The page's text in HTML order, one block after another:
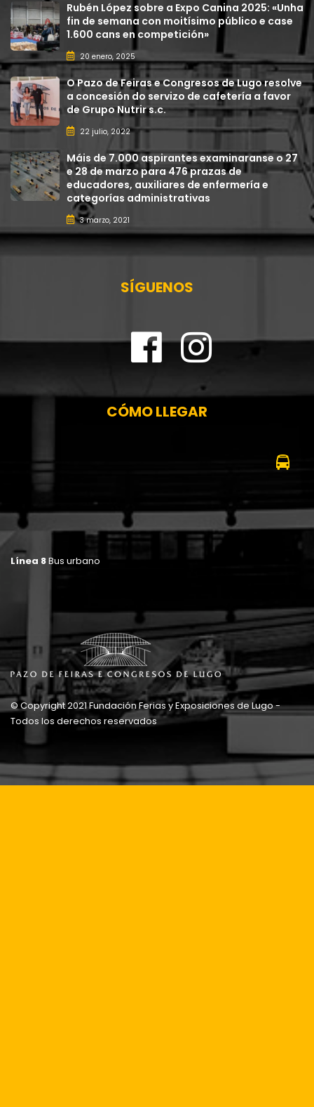
Rubén López sobre a Expo Canina 2025: «Unha
fin de semana con moitísimo público e case
1.600 cans en competición»
20 enero, 2025
O Pazo de Feiras e Congresos de Lugo resolve
a concesión do servizo de cafetería a favor
de Grupo Nutrir s.c.
22 julio, 2022
Máis de 7.000 aspirantes examinaranse o 27
e 28 de marzo para 476 prazas de
educadores, auxiliares de enfermería e
categorías administrativas
3 marzo, 2021
SÍGUENOS
CÓMO LLEGAR
Línea 8Bus urbano
© Copyright 2021 Fundación Ferias y Exposiciones de Lugo -
Todos los derechos reservados